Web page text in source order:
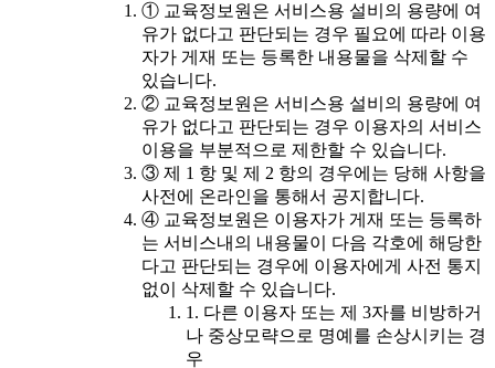
① 교육정보원은 서비스용 설비의 용량에 여
유가 없다고 판단되는 경우 필요에 따라 이용
자가 게재 또는 등록한 내용물을 삭제할 수
있습니다.
② 교육정보원은 서비스용 설비의 용량에 여
유가 없다고 판단되는 경우 이용자의 서비스
이용을 부분적으로 제한할 수 있습니다.
③ 제 1 항 및 제 2 항의 경우에는 당해 사항을
사전에 온라인을 통해서 공지합니다.
④ 교육정보원은 이용자가 게재 또는 등록하
는 서비스내의 내용물이 다음 각호에 해당한
다고 판단되는 경우에 이용자에게 사전 통지
없이 삭제할 수 있습니다.
1. 다른 이용자 또는 제 3자를 비방하거
나 중상모략으로 명예를 손상시키는 경
우